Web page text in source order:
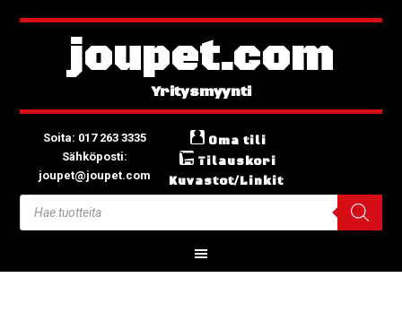
joupet.com
Soita: 017 263 3335
Sähköposti:
joupet@joupet.com
Oma tili
Tilauskori
Kuvastot/Linkit